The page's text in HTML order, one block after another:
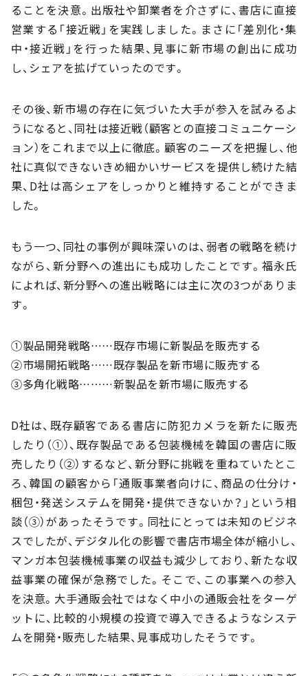
ることを決意。出版社や卸業者を介さずに、書店に直接
営業する「接近戦」を実践しました。まさに「差別化・集
中・接近戦」を行った結果、見事に新市場の創出に成功
し、シェアを拡げていったのです。
その後、新市場の存在に気づいた大手が参入を試みるよ
うになると、同社は接近戦（顧客との直接コミュニケーシ
ョン）をこれまで以上に徹底。顧客のニーズを把握し、他
社に真似できないきめ細かいサービスを提供し続けた結
果、D社は高シェアをしっかりと維持することができま
した。
もう一つ、同社の事例が興味深いのは、弱者の戦略を続け
ながら、新分野への進出にも成功したことです。福永氏
によれば、新分野への進出戦略には主に次の3つがありま
す。
①製品開発戦略……既存市場に新製品を販売する
②市場開拓戦略……既存製品を新市場に販売する
③多角化戦略………新製品を新市場に販売する
D社は、既存顧客である書店に防犯カメラを新たに販売
したり（①）、既存製品である包装機械を韓国の書店に販
売したり（②）するなど、新分野に挑戦を重ねていたとこ
ろ、韓国の顧客から「通販事業者向けに、商品の仕分け・
梱包・発送システムを開発・提供できないか？」という相
談（③）があったそうです。同社にとっては未知のビジネ
スでしたが、デジタル化の影響で書店市場全体が縮小し、
マンガ本包装機械事業の収益も減少しており、新たな収
益事業の確保が急務でした。そこで、この事業への参入
を決意。大手通販会社ではなく中小の通販会社をターゲ
ットに、比較的小規模の投資で導入できるようなシステ
ムを開発・販売した結果、見事成功したそうです。